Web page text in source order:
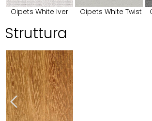
Oipets White Iver Oipets White Twist
Struttura